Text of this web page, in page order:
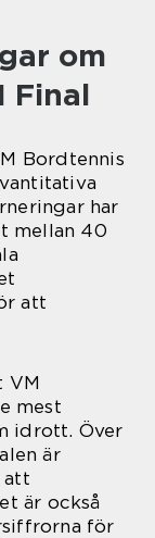
om
Final
Bordtennis
har
mellan 40
att
VM
mest
idrott. Över
är
att
är också
för